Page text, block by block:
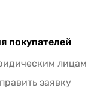
покупателей
лицам
заявку